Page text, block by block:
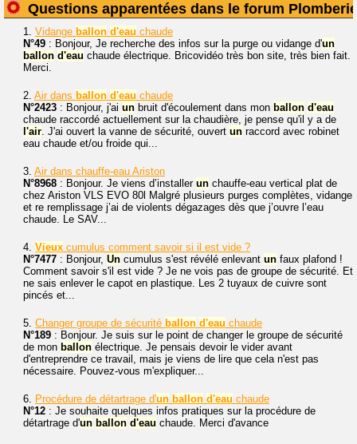
Questions apparentées dans le forum Plomberie
1. Vidange ballon d'eau chaude
N°49 : Bonjour, Je recherche des infos sur la purge ou vidange d'un
ballon d'eau chaude électrique. Bricovidéo très bon site, très bien fait.
Merci.
2. Air dans ballon d'eau chaude
N°2423 : Bonjour, j'ai un bruit d'écoulement dans mon ballon d'eau
chaude raccordé actuellement sur la chaudière, je pense qu'il y a de
l'air. J'ai ouvert la vanne de sécurité, ouvert un raccord avec robinet
eau chaude et/ou froide qui...
3. Air dans chauffe-eau Ariston
N°8968 : Bonjour. Je viens d’installer un chauffe-eau vertical plat de
chez Ariston VLS EVO 80l Malgré plusieurs purges complètes, vidange
et re remplissage j’ai de violents dégazages dès que j’ouvre l’eau
chaude. Le SAV...
4. Vieux cumulus comment savoir si il est vide ?
N°7477 : Bonjour, Un cumulus s'est révélé enlevant un faux plafond !
Comment savoir s'il est vide ? Je ne vois pas de groupe de sécurité. Et
ne sais enlever le capot en plastique. Les 2 tuyaux de cuivre sont
pincés et...
5. Changer groupe de sécurité ballon d'eau chaude
N°189 : Bonjour. Je suis sur le point de changer le groupe de sécurité
de mon ballon électrique. Je pensais devoir le vider avant
d'entreprendre ce travail, mais je viens de lire que cela n'est pas
nécessaire. Pouvez-vous m'expliquer...
6. Procédure de détartrage d'un ballon d'eau chaude
N°12 : Je souhaite quelques infos pratiques sur la procédure de
détartrage d'un ballon d'eau chaude. Merci d'avance